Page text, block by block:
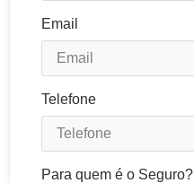
Email
Telefone
Para quem é o Seguro?